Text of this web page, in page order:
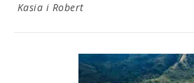
Kasia i Robert